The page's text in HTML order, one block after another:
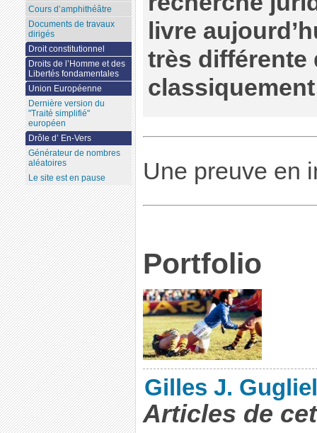
livre
très différente
Une preuve en
Portfolio
Gilles J.
Articles de
Cours d’amphithéâtre
Documents de travaux
dirigés
Droit constitutionnel
Droits de l’Homme et des
Libertés fondamentales
Union Européenne
Dernière version du
"Traité simplifié"
européen
Drôle d’ En-Vers
Générateur de nombres
aléatoires
Le site est en pause